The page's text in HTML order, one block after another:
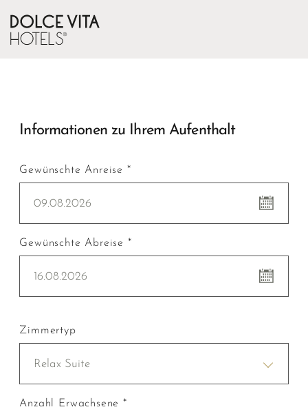
Informationen zu Ihrem Aufenthalt
Gewünschte Anreise *
09.08.2026
Gewünschte Abreise *
16.08.2026
Zimmertyp
Relax Suite
Anzahl Erwachsene *